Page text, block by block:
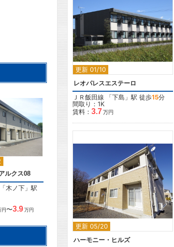
ルクス08
「木ノ下 」駅
円〜3.9万円
更新 01/10
2
レオパレスエステーロ
ＪＲ飯田線 「下島 」駅 徒歩15分
間取り：1K
賃料： 3.7万円
更新 05/20
2
ハーモニー・ヒルズ